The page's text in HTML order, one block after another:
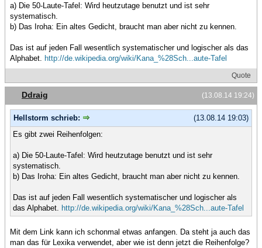
a) Die 50-Laute-Tafel: Wird heutzutage benutzt und ist sehr
systematisch.
b) Das Iroha: Ein altes Gedicht, braucht man aber nicht zu kennen.
Das ist auf jeden Fall wesentlich systematischer und logischer als das
Alphabet. http://de.wikipedia.org/wiki/Kana_%28Sch...aute-Tafel
Quote
(13.08.14 19:24)
Ddraig
(13.08.14 19:03)
Hellstorm schrieb:
Es gibt zwei Reihenfolgen:
a) Die 50-Laute-Tafel: Wird heutzutage benutzt und ist sehr
systematisch.
b) Das Iroha: Ein altes Gedicht, braucht man aber nicht zu kennen.
Das ist auf jeden Fall wesentlich systematischer und logischer als
das Alphabet. http://de.wikipedia.org/wiki/Kana_%28Sch...aute-Tafel
Mit dem Link kann ich schonmal etwas anfangen. Da steht ja auch das
man das für Lexika verwendet, aber wie ist denn jetzt die Reihenfolge?